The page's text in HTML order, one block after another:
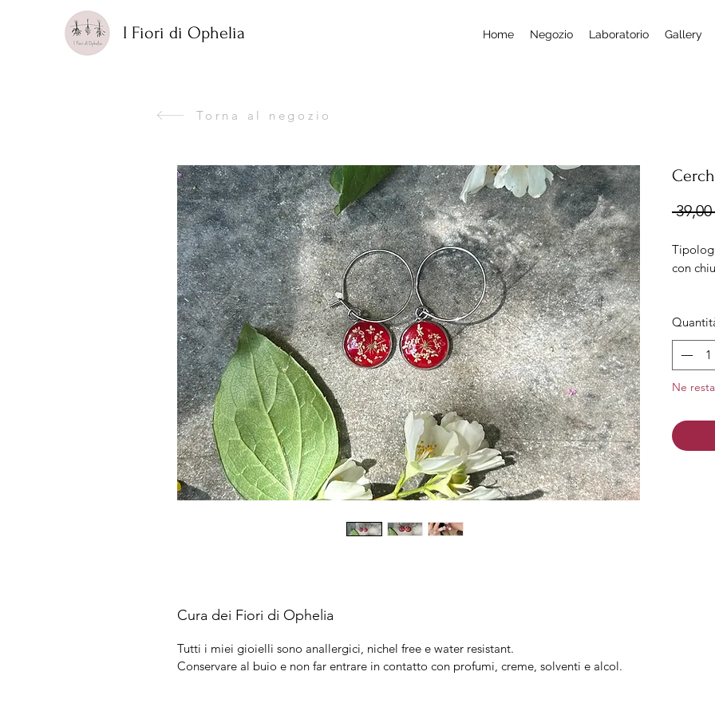
I Fiori di Ophelia Home Negozio Laboratorio Gallery
Torna al negozio
39,00
con
Ne
Cura dei Fiori di Ophelia
Tutti i miei gioielli sono anallergici, nichel free e water resistant.
Conservare al buio e non far entrare in contatto con profumi, creme, solventi e alcol.